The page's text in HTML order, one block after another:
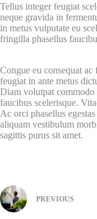
Tellus integer feugiat
neque gravida in
in metus vulputate eu
fringilla phasellus
Congue eu consequat
feugiat in ante metus
Diam volutpat commodo
faucibus scelerisque.
Ac orci phasellus
aliquam vestibulum
sagittis purus sit amet.
PREVIOUS